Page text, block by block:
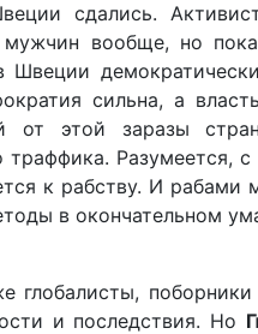
сдались.
мужчин вообще, но
Швеции
сильна, а
от этой заразы
траффика.
к рабству. И рабами
в окончательном
глобалисты,
и последствия. Но